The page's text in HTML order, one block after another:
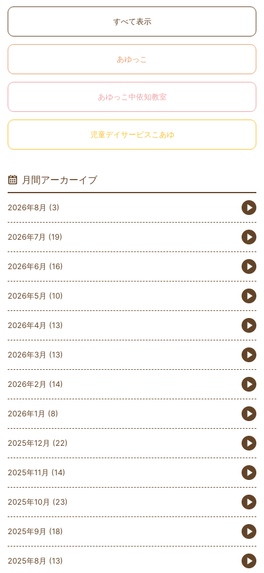
すべて表示
あゆっこ
あゆっこ中依知教室
児童デイサービスこあゆ
月間アーカーイブ
2026年8月 (3)
2026年7月 (19)
2026年6月 (16)
2026年5月 (10)
2026年4月 (13)
2026年3月 (13)
2026年2月 (14)
2026年1月 (8)
2025年12月 (22)
2025年11月 (14)
2025年10月 (23)
2025年9月 (18)
2025年8月 (13)